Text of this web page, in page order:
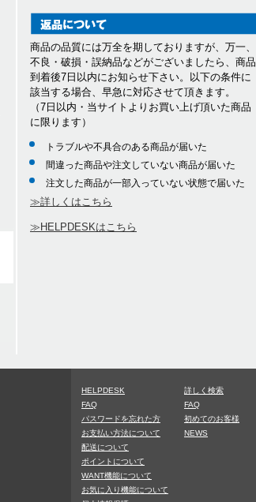
商品の品質には万全を期しておりますが、万一、
不良・破損・誤納品などがございましたら、商品
到着後7日以内にお知らせ下さい。以下の条件に
該当する場合、早急に対応させて頂きます。
（7日以内・当サイトよりお買い上げ頂いた商品
に限ります）
トラブルや不具合のある商品が届いた
間違った商品や注文していない商品が届いた
注文した商品が一部入っていない状態で届いた
≫詳しくはこちら
≫HELPDESKはこちら
HELPDESK
FAQ
パスワードを忘れた方
お支払い方法について
配送について
ポイントについて
WANT機能について
お気に入り機能について
詳しく検索
FAQ
初めてのお客様
NEWS